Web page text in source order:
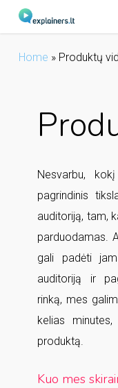
Skip
to
mainHome » Produktų
Nesvarbu,
pagrindinis
auditoriją, tam,
parduodamas.
gali padėti
auditoriją ir
rinką, mes
kelias
produktą.
Kuo mes